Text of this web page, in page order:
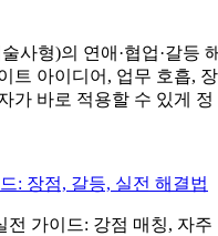
사형)의 연애·협업·갈등
트 아이디어, 업무 호흡, 장
가 바로 적용할 수 있게 정
: 장점, 갈등, 실전 해결법
전 가이드: 강점 매칭, 자주